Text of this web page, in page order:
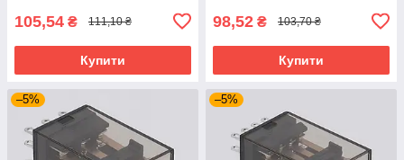
105,54 ₴ 111,10 ₴
Купити
98,52 ₴ 103,70 ₴
Купити
–5% –5%